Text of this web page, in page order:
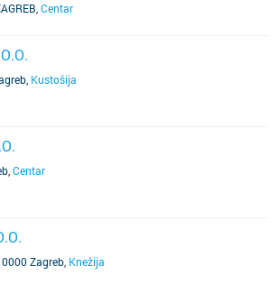
Centar
Kustošija
Centar
Zagreb Knežija